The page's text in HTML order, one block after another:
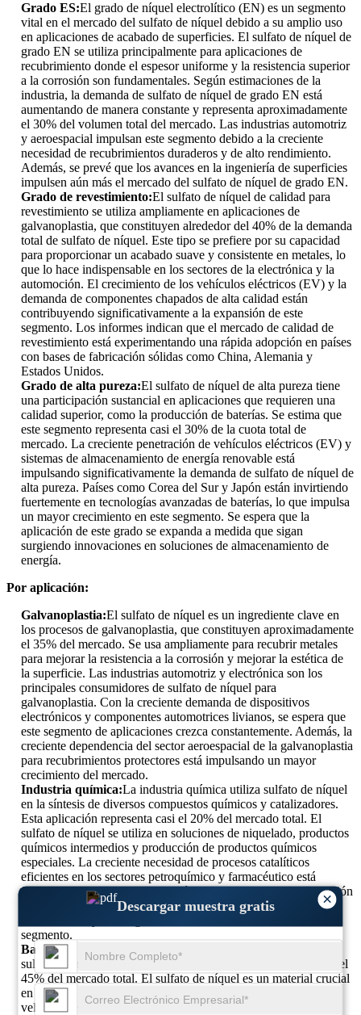
×
Descargar muestra gratis
Grado ES:El grado de níquel electrolítico (EN) es un segmento
vital en el mercado del sulfato de níquel debido a su amplio uso
en aplicaciones de acabado de superficies. El sulfato de níquel de
grado EN se utiliza principalmente para aplicaciones de
recubrimiento donde el espesor uniforme y la resistencia superior
a la corrosión son fundamentales. Según estimaciones de la
industria, la demanda de sulfato de níquel de grado EN está
aumentando de manera constante y representa aproximadamente
el 30% del volumen total del mercado. Las industrias automotriz
y aeroespacial impulsan este segmento debido a la creciente
necesidad de recubrimientos duraderos y de alto rendimiento.
Además, se prevé que los avances en la ingeniería de superficies
impulsen aún más el mercado del sulfato de níquel de grado EN.
Grado de revestimiento:El sulfato de níquel de calidad para
revestimiento se utiliza ampliamente en aplicaciones de
galvanoplastia, que constituyen alrededor del 40% de la demanda
total de sulfato de níquel. Este tipo se prefiere por su capacidad
para proporcionar un acabado suave y consistente en metales, lo
que lo hace indispensable en los sectores de la electrónica y la
automoción. El crecimiento de los vehículos eléctricos (EV) y la
demanda de componentes chapados de alta calidad están
contribuyendo significativamente a la expansión de este
segmento. Los informes indican que el mercado de calidad de
revestimiento está experimentando una rápida adopción en países
con bases de fabricación sólidas como China, Alemania y
Estados Unidos.
Grado de alta pureza:El sulfato de níquel de alta pureza tiene
una participación sustancial en aplicaciones que requieren una
calidad superior, como la producción de baterías. Se estima que
este segmento representa casi el 30% de la cuota total de
mercado. La creciente penetración de vehículos eléctricos (EV) y
sistemas de almacenamiento de energía renovable está
impulsando significativamente la demanda de sulfato de níquel de
alta pureza. Países como Corea del Sur y Japón están invirtiendo
fuertemente en tecnologías avanzadas de baterías, lo que impulsa
un mayor crecimiento en este segmento. Se espera que la
aplicación de este grado se expanda a medida que sigan
surgiendo innovaciones en soluciones de almacenamiento de
energía.
Por aplicación:
Galvanoplastia:El sulfato de níquel es un ingrediente clave en
los procesos de galvanoplastia, que constituyen aproximadamente
el 35% del mercado. Se usa ampliamente para recubrir metales
para mejorar la resistencia a la corrosión y mejorar la estética de
la superficie. Las industrias automotriz y electrónica son los
principales consumidores de sulfato de níquel para
galvanoplastia. Con la creciente demanda de dispositivos
electrónicos y componentes automotrices livianos, se espera que
este segmento de aplicaciones crezca constantemente. Además, la
creciente dependencia del sector aeroespacial de la galvanoplastia
para recubrimientos protectores está impulsando un mayor
crecimiento del mercado.
Industria química:La industria química utiliza sulfato de níquel
en la síntesis de diversos compuestos químicos y catalizadores.
Esta aplicación representa casi el 20% del mercado total. El
sulfato de níquel se utiliza en soluciones de niquelado, productos
químicos intermedios y producción de productos químicos
especiales. La creciente necesidad de procesos catalíticos
eficientes en los sectores petroquímico y farmacéutico está
fomentando la demanda. Los países con capacidad de fabricación
de productos químicos a gran escala, como China y la India,
segmento.
Batería:El segmento de baterías es el mayor consumidor de
sulfato de níquel de alta pureza y representa aproximadamente el
45% del mercado total. El sulfato de níquel es un material crucial
en la producción de baterías de iones de litio utilizadas en
vehículos eléctricos (EV) y en el almacenamiento de energía